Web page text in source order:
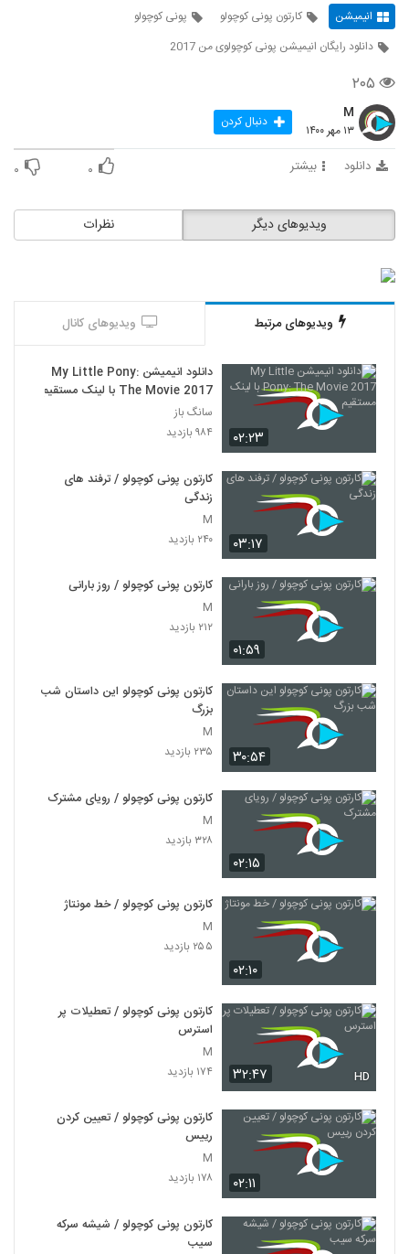
انیمیشن کارتون پونی کوچولو
پونی کوچولو
دانلود رایگان انیمیشن پونی کوچولوی من 2017
۲۰۵
M
۱۳ مهر ۱۴۰۰ دنبال کردن
دانلود بیشتر ۰ ۰
نظرات ویدیوهای دیگر
ویدیوهای مرتبط ویدیوهای کانال
۰۲:۲۳
دانلود انیمیشن My Little Pony:
The Movie 2017 با لینک مستقیم
سانگ باز
۹۸۴ بازدید
۰۳:۱۷
کارتون پونی کوچولو / ترفند های
زندگی
M
۲۴۰ بازدید
۰۱:۵۹
کارتون پونی کوچولو / روز بارانی
M
۲۱۲ بازدید
۳۰:۵۴
کارتون پونی کوچولو این داستان شب
بزرگ
M
۲۳۵ بازدید
۰۲:۱۵
کارتون پونی کوچولو / رویای مشترک
M
۳۲۸ بازدید
۰۲:۱۰
کارتون پونی کوچولو / خط مونتاژ
M
۲۵۵ بازدید
۳۲:۴۷ HD
کارتون پونی کوچولو / تعطیلات پر
استرس
M
۱۷۴ بازدید
۰۲:۱۱
کارتون پونی کوچولو / تعیین کردن
رییس
M
۱۷۸ بازدید
کارتون پونی کوچولو / شیشه سرکه
سیب